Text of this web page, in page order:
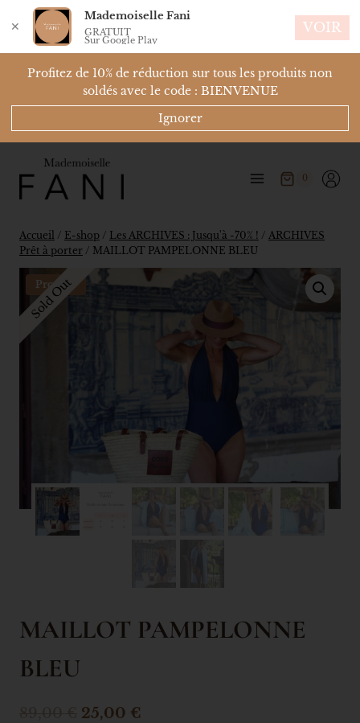
Profitez de 10% de réduction sur tous les produits non
soldés avec le code : BIENVENUE
Ignorer
0
Accueil / E-shop / Les ARCHIVES : Jusqu'à -70% ! / ARCHIVES
Prêt à porter / MAILLOT PAMPELONNE BLEU
Promo !
Sold Out
MAILLOT PAMPELONNE
BLEU
25,00 €
✕
Mademoiselle Fani
GRATUIT
Sur Google Play
VOIR